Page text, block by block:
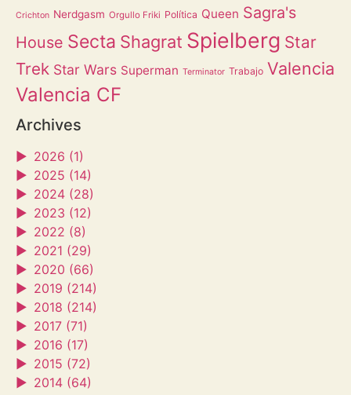
Crichton Nerdgasm Orgullo Friki Política Queen Sagra's
House Secta Shagrat Spielberg Star
Trek Star Wars Superman Terminator Trabajo Valencia
Valencia CF
Archives
► 2026 (1)
► 2025 (14)
► 2024 (28)
► 2023 (12)
► 2022 (8)
► 2021 (29)
► 2020 (66)
► 2019 (214)
► 2018 (214)
► 2017 (71)
► 2016 (17)
► 2015 (72)
► 2014 (64)